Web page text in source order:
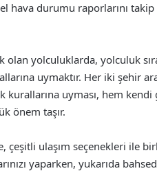
hava durumu raporlarını
olan yolculuklarda, yolculuk
uymaktır. Her iki şehir
kurallarına uyması, hem
önem taşır.
çeşitli ulaşım seçenekleri ile
yaparken, yukarıda